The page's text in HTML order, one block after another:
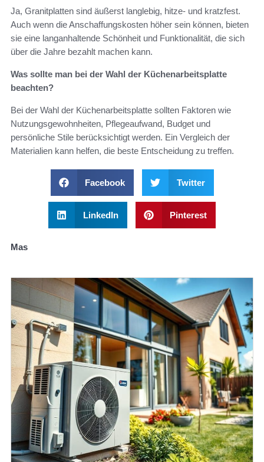
Ja, Granitplatten sind äußerst langlebig, hitze- und kratzfest.
Auch wenn die Anschaffungskosten höher sein können, bieten
sie eine langanhaltende Schönheit und Funktionalität, die sich
über die Jahre bezahlt machen kann.
Was sollte man bei der Wahl der Küchenarbeitsplatte
beachten?
Bei der Wahl der Küchenarbeitsplatte sollten Faktoren wie
Nutzungsgewohnheiten, Pflegeaufwand, Budget und
persönliche Stile berücksichtigt werden. Ein Vergleich der
Materialien kann helfen, die beste Entscheidung zu treffen.
Facebook Twitter
LinkedIn Pinterest
Mas